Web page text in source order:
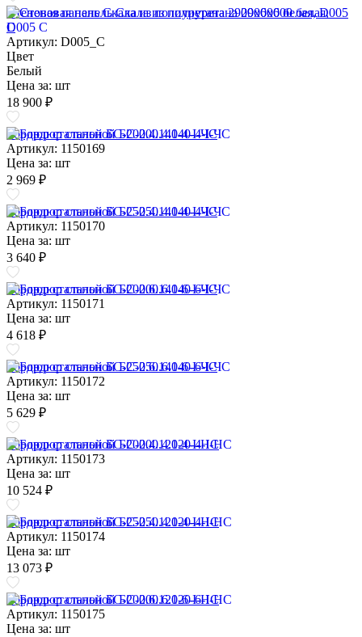
Стеновая панель Скала из полиуретана 2900х600 белая, D005
C
Артикул: D005_C
Цвет
Белый
Цена за: шт
18 900 ₽
Бордюр стальной БС-200.4.140-4-I-ЧС
Артикул: 1150169
Цена за: шт
2 969 ₽
Бордюр стальной БС-250.4.140-4-I-ЧС
Артикул: 1150170
Цена за: шт
3 640 ₽
Бордюр стальной БС-200.6.140-6-I-ЧС
Артикул: 1150171
Цена за: шт
4 618 ₽
Бордюр стальной БС-250.6.140-6-I-ЧС
Артикул: 1150172
Цена за: шт
5 629 ₽
Бордюр стальной БС-200.4.120-4-I-НС
Артикул: 1150173
Цена за: шт
10 524 ₽
Бордюр стальной БС-250.4.120-4-I-НС
Артикул: 1150174
Цена за: шт
13 073 ₽
Бордюр стальной БС-200.6.120-6-I-НС
Артикул: 1150175
Цена за: шт